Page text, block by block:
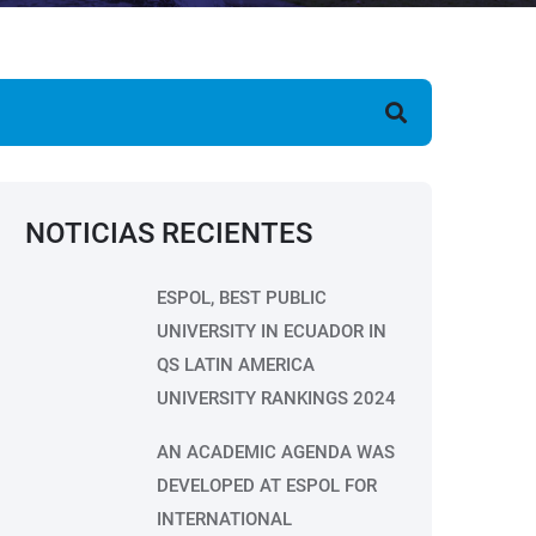
NOTICIAS RECIENTES
ESPOL, BEST PUBLIC
UNIVERSITY IN ECUADOR IN
QS LATIN AMERICA
UNIVERSITY RANKINGS 2024
AN ACADEMIC AGENDA WAS
DEVELOPED AT ESPOL FOR
INTERNATIONAL